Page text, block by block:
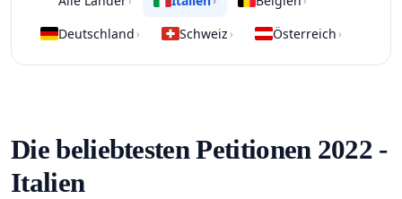
Deutschland › Schweiz › Österreich ›
Die beliebtesten Petitionen 2022 -
Italien